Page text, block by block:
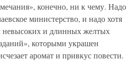
конечно, ни к чему. Надо
министерство, и надо хотя
невысоких и длинных желтых
которыми украшен
аромат и привкус повести.